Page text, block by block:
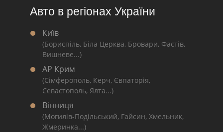
Авто в регіонах України
Київ
(Бориспіль, Біла Церква, Бровари, Фастів,
Вишневе...)
АР Крим
(Сімферополь, Керч, Євпаторія,
Севастополь, Ялта...)
Вінниця
(Могилів-Подільський, Гайсин, Хмельник,
Жмеринка...)